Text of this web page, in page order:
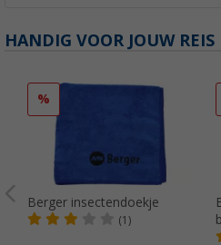
HANDIG VOOR JOUW REIS
%
Berger insectendoekje
(1)